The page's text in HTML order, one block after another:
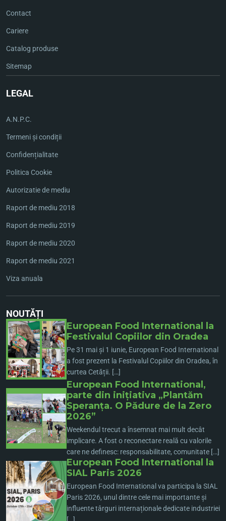
Contact
Cariere
Catalog produse
Sitemap
LEGAL
A.N.P.C.
Termeni și condiții
Confidențialitate
Politica Cookie
Autorizatie de mediu
Raport de mediu 2018
Raport de mediu 2019
Raport de mediu 2020
Raport de mediu 2021
Viza anuala
NOUTĂȚI
European Food International la
Festivalul Copiilor din Oradea
Pe 31 mai și 1 iunie, European Food International
a fost prezent la Festivalul Copiilor din Oradea, în
curtea Cetății. […]
European Food International,
parte din inițiativa „Plantăm
Speranța. O Pădure de la Zero
2026”
Weekendul trecut a însemnat mai mult decât
implicare. A fost o reconectare reală cu valorile
care ne definesc: responsabilitate, comunitate […]
European Food International la
SIAL Paris 2026
European Food International va participa la SIAL
Paris 2026, unul dintre cele mai importante și
influente târguri internaționale dedicate industriei
[…]